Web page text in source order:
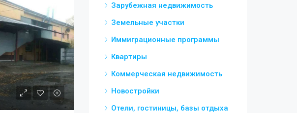
Зарубежная недвижимость
Земельные участки
Иммиграционные программы
Квартиры
Коммерческая недвижимость
Новостройки
Отели, гостиницы, базы отдыха